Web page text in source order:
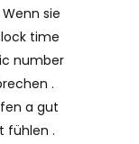
sie
time
number
.
a gut
fühlen .